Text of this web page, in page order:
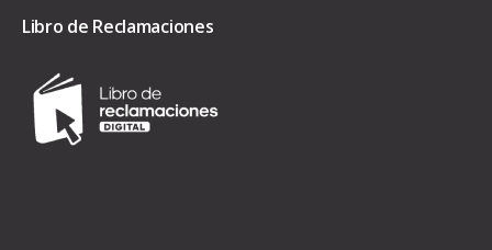
Libro de Reclamaciones